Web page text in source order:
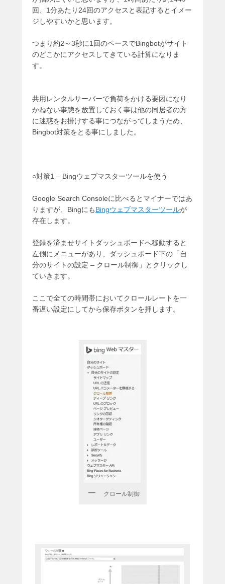
回、1分あたり24回のアクセスと表記するとイメー
ジしやすいかと思います。
つまり約2～3秒に1回のペースでBingbotがサイト
のどこかにアクセスしてきている計算になりま
す。
共用レンタルサーバーで負荷をかける要因になり
かねない事態を放置しておく事は他の同居者の方
に迷惑をお掛けする事につながってしまうため、
Bingbot対策をとる事にしました。
○対策1 – Bingウェブマスターツールを使う
Google Search Consoleに比べるとマイナーではあ
りますが、BingにもBingウェブマスターツールが
存在します。
登録を済ませサイトダッシュボードへ移動すると
左側にメニューがあり、ダッシュボード下の「自
分のサイトの設定 – クロール制御」とクリックし
ていきます。
ここで全ての時間帯においてクロールレートを一
番遅い設定にしてから保存ボタンを押します。
クロール制御